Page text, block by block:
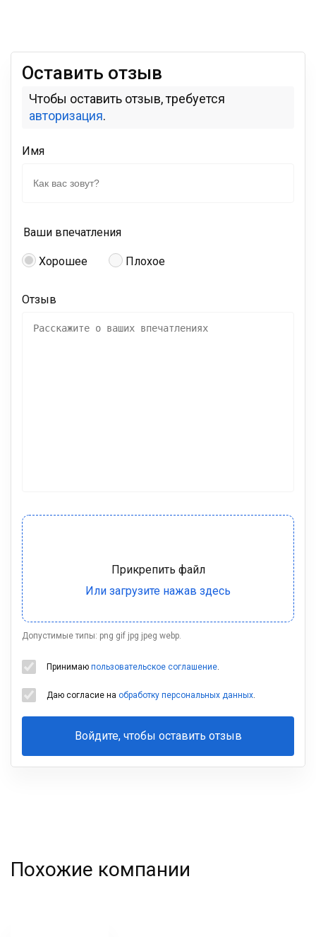
Оставить отзыв
Чтобы оставить отзыв, требуется
авторизация.
Имя
Ваши впечатления
Хорошее Плохое
Отзыв
Допустимые типы: png gif jpg jpeg webp.
Принимаю пользовательское соглашение.
Даю согласие на обработку персональных данных.
Войдите, чтобы оставить отзыв
Ваша
Похожие компании